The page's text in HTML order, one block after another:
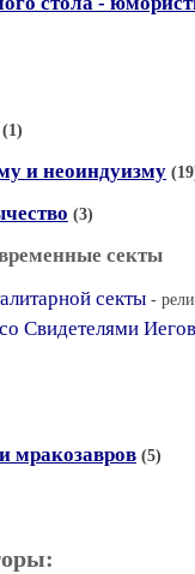
(1)
и неоиндуизму
(3)
секты
секты -
Свидетелями
мракозавров (5)